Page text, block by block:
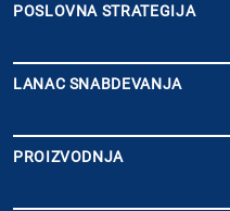
POSLOVNA STRATEGIJA
LANAC SNABDEVANJA
PROIZVODNJA